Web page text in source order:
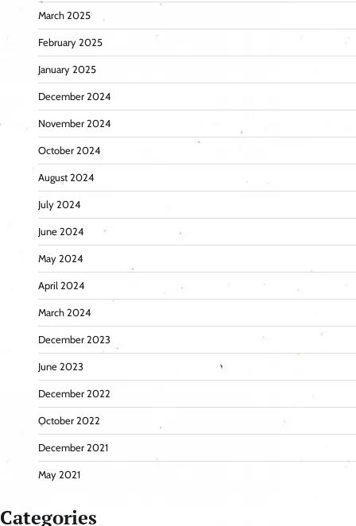
March 2025
February 2025
January 2025
December 2024
November 2024
October 2024
August 2024
July 2024
June 2024
May 2024
April 2024
March 2024
December 2023
June 2023
December 2022
October 2022
December 2021
May 2021
Categories